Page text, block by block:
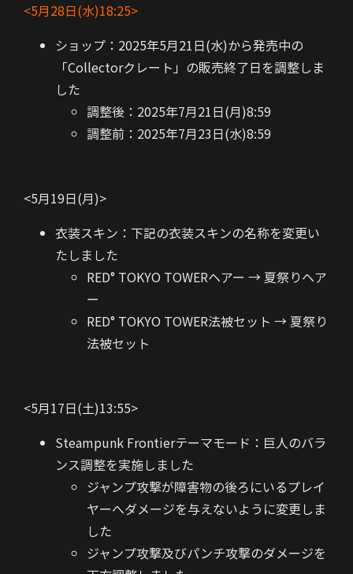
<5月28日(水)18:25>
ショップ：2025年5月21日(水)から発売中の
「Collectorクレート」の販売終了日を調整しま
した
調整後：2025年7月21日(月)8:59
調整前：2025年7月23日(水)8:59
<5月19日(月)>
衣装スキン：下記の衣装スキンの名称を変更い
たしました
RED° TOKYO TOWERヘアー → 夏祭りヘア
ー
RED° TOKYO TOWER法被セット → 夏祭り
法被セット
<5月17日(土)13:55>
Steampunk Frontierテーマモード：巨人のバラ
ンス調整を実施しました
ジャンプ攻撃が障害物の後ろにいるプレイ
ヤーへダメージを与えないように変更しま
した
ジャンプ攻撃及びパンチ攻撃のダメージを